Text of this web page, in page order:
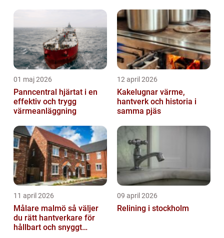
01 maj 2026
Panncentral hjärtat i en
effektiv och trygg
värmeanläggning
12 april 2026
Kakelugnar värme,
hantverk och historia i
samma pjäs
11 april 2026
Målare malmö så väljer
du rätt hantverkare för
hållbart och snyggt
09 april 2026
Relining i stockholm